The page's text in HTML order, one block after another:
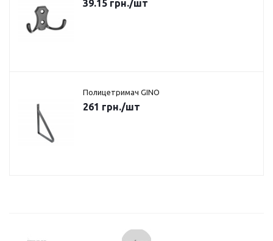
39.15 грн./шт
Полицетримач GINO
261 грн./шт